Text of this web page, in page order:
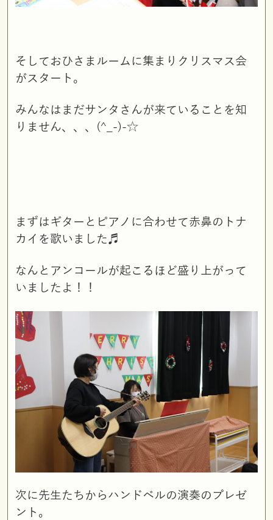
そしておひさまルームに集まりクリスマス会
がスタート。
みんなはまだサンタさんが来ていることを知
りません、、、(^_-)-☆
まずはギターとピアノに合わせて赤鼻のトナ
カイを歌いました♬
なんとアンコールが起こるほど盛り上がって
いましたよ！！
次に先生たちからハンドベルの演奏のプレゼ
ント。